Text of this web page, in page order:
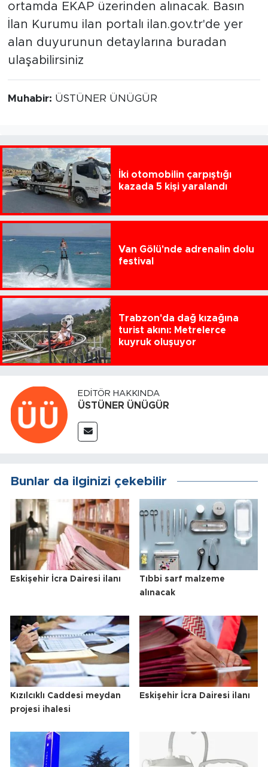
ortamda EKAP üzerinden alınacak. Basın
İlan Kurumu ilan portalı ilan.gov.tr'de yer
alan duyurunun detaylarına buradan
ulaşabilirsiniz
Muhabir: ÜSTÜNER ÜNÜGÜR
İki otomobilin çarpıştığı
kazada 5 kişi yaralandı
Van Gölü'nde adrenalin dolu
festival
Trabzon'da dağ kızağına
turist akını: Metrelerce
kuyruk oluşuyor
EDITÖR HAKKINDA
ÜSTÜNER ÜNÜGÜR
Bunlar da ilginizi çekebilir
Eskişehir İcra Dairesi ilanı
Tıbbi sarf malzeme
alınacak
Kızılcıklı Caddesi meydan
projesi ihalesi
Eskişehir İcra Dairesi ilanı